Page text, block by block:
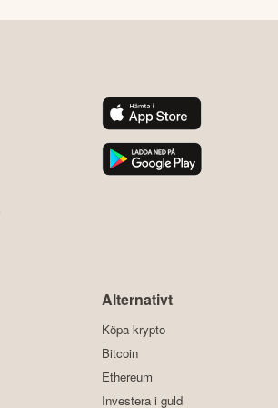
Alternativt
Köpa krypto
Bitcoin
Ethereum
Investera i guld